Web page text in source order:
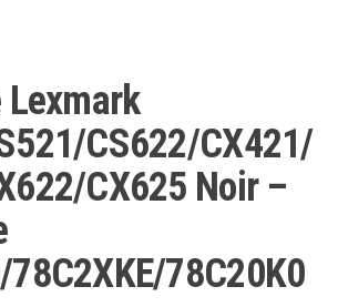
Lexmark
CS622/CX421/
CX625 Noir –
78C20K0